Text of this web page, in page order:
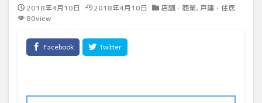
2018年4月10日 2018年4月10日 店舗・商業, 戸建・住居
80view